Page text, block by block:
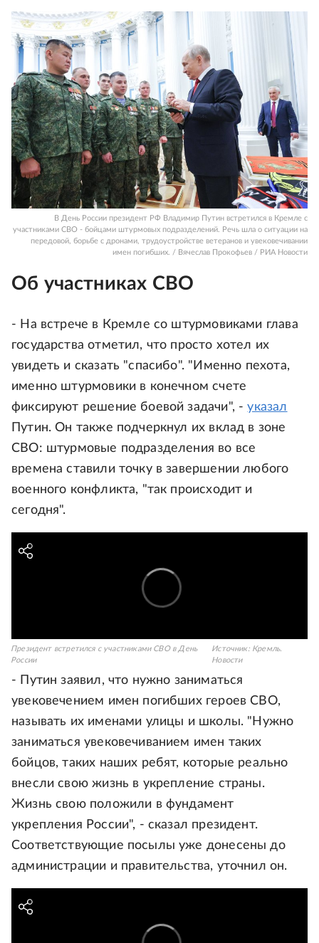
В День России президент РФ Владимир Путин встретился в Кремле с
участниками СВО - бойцами штурмовых подразделений. Речь шла о ситуации на
передовой, борьбе с дронами, трудоустройстве ветеранов и увековечивании
имен погибших. / Вячеслав Прокофьев / РИА Новости
Об участниках СВО
- На встрече в Кремле со штурмовиками глава
государства отметил, что просто хотел их
увидеть и сказать "спасибо". "Именно пехота,
именно штурмовики в конечном счете
фиксируют решение боевой задачи", -указал
Путин. Он также подчеркнул их вклад в зоне
СВО: штурмовые подразделения во все
времена ставили точку в завершении любого
военного конфликта, "так происходит и
сегодня".
Президент встретился с участниками СВО в День
России
Источник: Кремль.
Новости
- Путин заявил, что нужно заниматься
увековечением имен погибших героев СВО,
называть их именами улицы и школы. "Нужно
заниматься увековечиванием имен таких
бойцов, таких наших ребят, которые реально
внесли свою жизнь в укрепление страны.
Жизнь свою положили в фундамент
укрепления России", - сказал президент.
Соответствующие посылы уже донесены до
администрации и правительства, уточнил он.